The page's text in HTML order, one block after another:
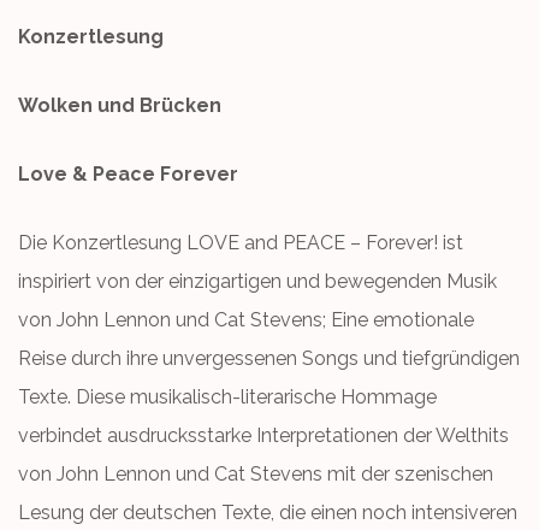
Konzertlesung
Wolken und Brücken
Love & Peace Forever
Die Konzertlesung LOVE and PEACE – Forever! ist
inspiriert von der einzigartigen und bewegenden Musik
von John Lennon und Cat Stevens; Eine emotionale
Reise durch ihre unvergessenen Songs und tiefgründigen
Texte. Diese musikalisch-literarische Hommage
verbindet ausdrucksstarke Interpretationen der Welthits
von John Lennon und Cat Stevens mit der szenischen
Lesung der deutschen Texte, die einen noch intensiveren